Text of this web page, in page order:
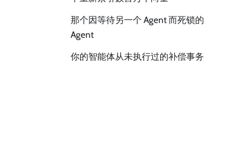
那个因等待另一个 Agent 而死锁的
Agent
你的智能体从未执行过的补偿事务